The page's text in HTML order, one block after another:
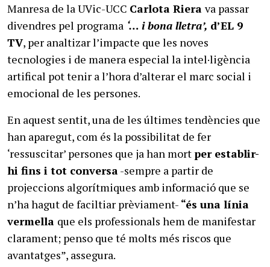
Manresa de la UVic-UCC Carlota Riera va passar
divendres pel programa ‘… i bona lletra’, d’EL 9
TV, per analtizar l’impacte que les noves
tecnologies i de manera especial la intel·ligència
artifical pot tenir a l’hora d’alterar el marc social i
emocional de les persones.
En aquest sentit, una de les últimes tendències que
han aparegut, com és la possibilitat de fer
‘ressuscitar’ persones que ja han mortper establir-
hi fins i tot conversa -sempre a partir de
projeccions algorítmiques amb informació que se
n’ha hagut de faciltiar prèviament- “és una línia
vermella que els professionals hem de manifestar
clarament; penso que té molts més riscos que
avantatges”, assegura.